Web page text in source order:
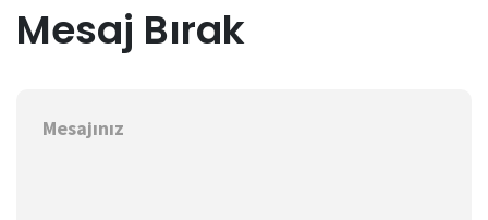
Mesaj Bırak